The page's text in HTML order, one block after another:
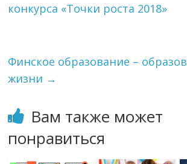
конкурса «Точки роста 2018»
Финское образование –
жизни →
Вам также может
понравиться